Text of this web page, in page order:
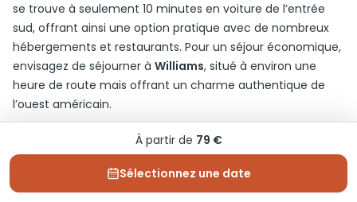
se trouve à seulement 10 minutes en voiture de l’entrée
sud, offrant ainsi une option pratique avec de nombreux
hébergements et restaurants. Pour un séjour économique,
envisagez de séjourner à Williams, situé à environ une
heure de route mais offrant un charme authentique de
l’ouest américain.
À partir de 79 €
Sélectionnez une date